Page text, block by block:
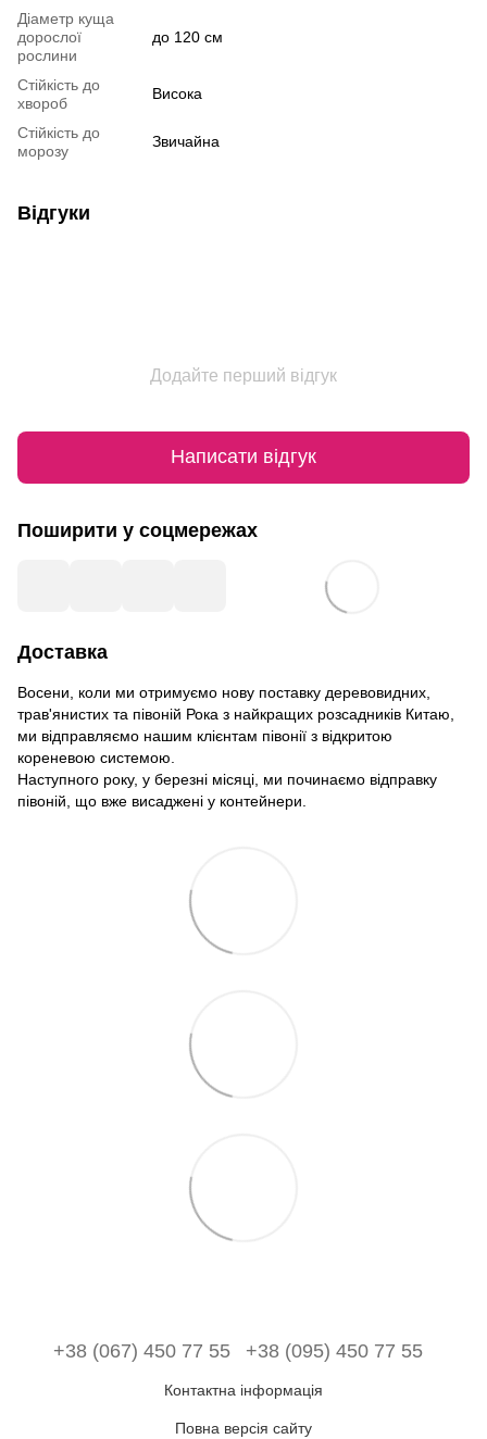
Дiаметр куща
дорослої
рослини
до 120 см
Стiйкiсть до
хвороб
Висока
Стiйкiсть до
морозу
Звичайна
Відгуки
Додайте перший відгук
Написати відгук
Поширити у соцмережах
Доставка
Восени, коли ми отримуємо нову поставку деревовидних,
трав'янистих та півоній Рока з найкращих розсадників Китаю,
ми відправляємо нашим клієнтам півонії з відкритою
кореневою системою.
Наступного року, у березні місяці, ми починаємо відправку
півоній, що вже висаджені у контейнери.
+38 (067) 450 77 55 +38 (095) 450 77 55
Контактна інформація
Повна версія сайту